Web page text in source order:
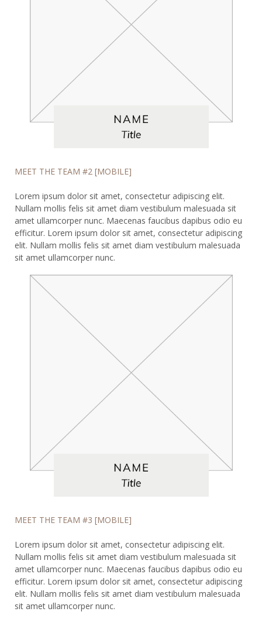
MEET THE TEAM #2 [MOBILE]
Lorem ipsum dolor sit amet, consectetur adipiscing elit.
Nullam mollis felis sit amet diam vestibulum malesuada sit
amet ullamcorper nunc. Maecenas faucibus dapibus odio eu
efficitur. Lorem ipsum dolor sit amet, consectetur adipiscing
elit. Nullam mollis felis sit amet diam vestibulum malesuada
sit amet ullamcorper nunc.
MEET THE TEAM #3 [MOBILE]
Lorem ipsum dolor sit amet, consectetur adipiscing elit.
Nullam mollis felis sit amet diam vestibulum malesuada sit
amet ullamcorper nunc. Maecenas faucibus dapibus odio eu
efficitur. Lorem ipsum dolor sit amet, consectetur adipiscing
elit. Nullam mollis felis sit amet diam vestibulum malesuada
sit amet ullamcorper nunc.